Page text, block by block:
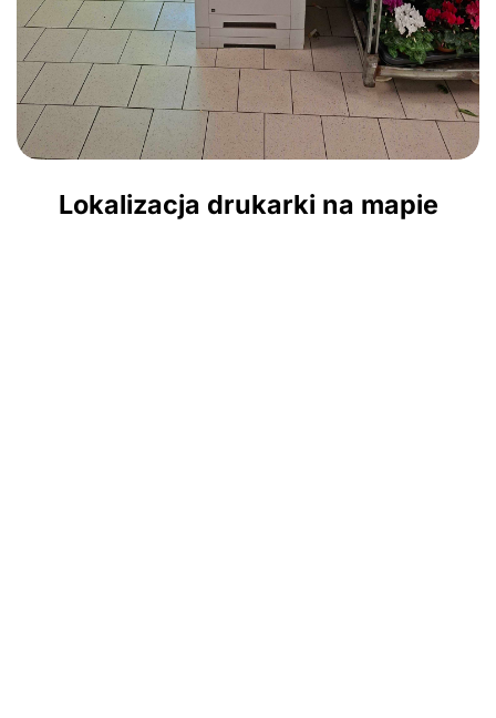
Lokalizacja drukarki na mapie